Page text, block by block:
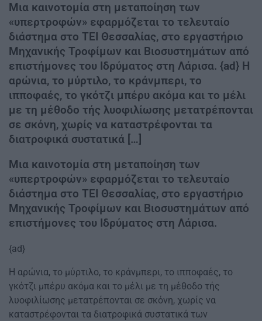
Μια καινοτομία στη μεταποίηση των
«υπερτροφών» εφαρμόζεται το τελευταίο
διάστημα στο ΤΕΙ Θεσσαλίας, στο εργαστήριο
Μηχανικής Τροφίμων και Βιοσυστημάτων από
επιστήμονες του Ιδρύματος στη Λάρισα. {ad} Η
αρώνια, το μύρτιλο, το κράνμπερι, το
ιπποφαές, το γκότζι μπέρυ ακόμα και το μέλι
με τη μέθοδο τής λυοφιλίωσης μετατρέπονται
σε σκόνη, χωρίς να καταστρέφονται τα
διατροφικά συστατικά […]
Μια καινοτομία στη μεταποίηση των
«υπερτροφών» εφαρμόζεται το τελευταίο
διάστημα στο ΤΕΙ Θεσσαλίας, στο εργαστήριο
Μηχανικής Τροφίμων και Βιοσυστημάτων από
επιστήμονες του Ιδρύματος στη Λάρισα.
{ad}
Η αρώνια, το μύρτιλο, το κράνμπερι, το ιπποφαές, το
γκότζι μπέρυ ακόμα και το μέλι με τη μέθοδο τής
λυοφιλίωσης μετατρέπονται σε σκόνη, χωρίς να
καταστρέφονται τα διατροφικά συστατικά των